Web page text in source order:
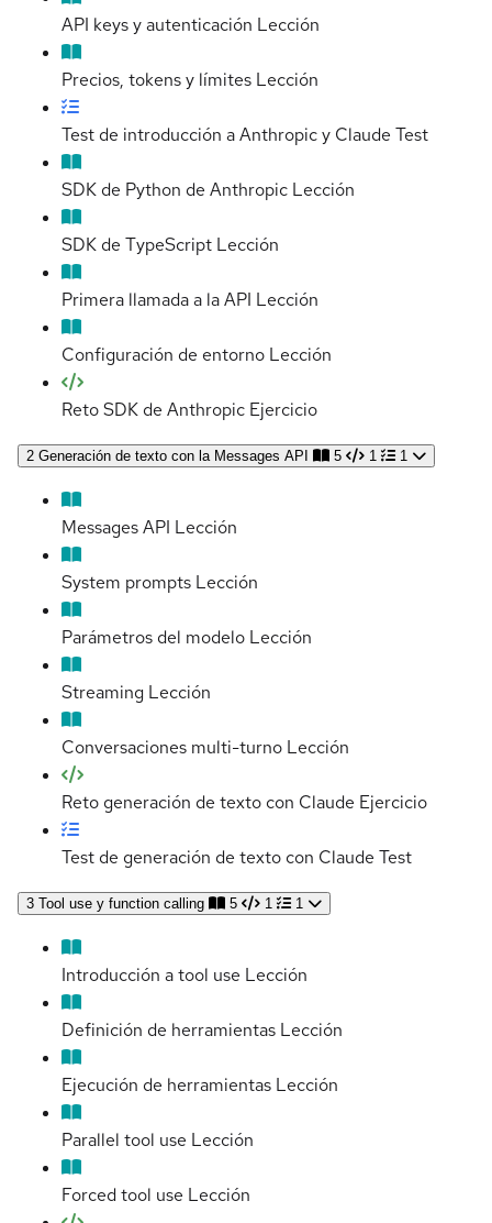
API keys y autenticación Lección
Precios, tokens y límites Lección
Test de introducción a Anthropic y Claude Test
SDK de Python de Anthropic Lección
SDK de TypeScript Lección
Primera llamada a la API Lección
Configuración de entorno Lección
Reto SDK de Anthropic Ejercicio
2 Generación de texto con la Messages API 5 1 1
Messages API Lección
System prompts Lección
Parámetros del modelo Lección
Streaming Lección
Conversaciones multi-turno Lección
Reto generación de texto con Claude Ejercicio
Test de generación de texto con Claude Test
3 Tool use y function calling 5 1 1
Introducción a tool use Lección
Definición de herramientas Lección
Ejecución de herramientas Lección
Parallel tool use Lección
Forced tool use Lección